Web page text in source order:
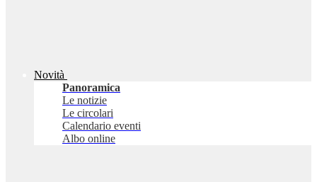
Novità
Panoramica
Le notizie
Le circolari
Calendario eventi
Albo online